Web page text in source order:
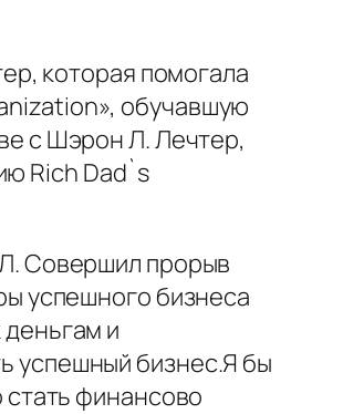
которая помогала
обучавшую
с Шэрон Л. Лечтер,
Rich Dad`s
Совершил прорыв
успешного бизнеса
и
успешный бизнес.Я бы
стать финансово